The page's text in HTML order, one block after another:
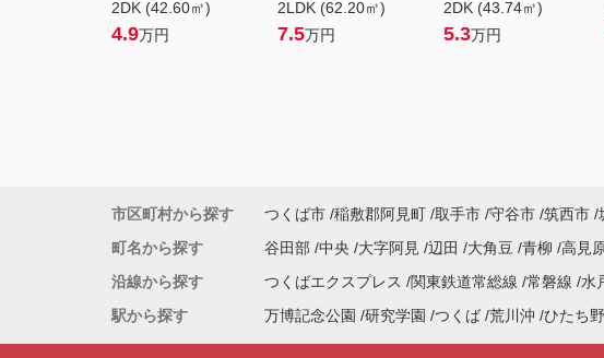
2DK (42.60㎡)
4.9万円
2LDK (62.20㎡)
7.5万円
2DK (43.74㎡)
5.3万円
市区町村から探す つくば市 稲敷郡阿見町 取手市 守谷市 筑西市
町名から探す
谷田部 中央 大字阿見 辺田 大角豆 青柳 高見
沿線から探す
つくばエクスプレス 関東鉄道常総線 常磐線 水
駅から探す
万博記念公園 研究学園 つくば 荒川沖 ひたち